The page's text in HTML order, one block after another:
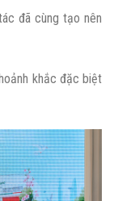
đã cùng tạo nên
khắc đặc biệt